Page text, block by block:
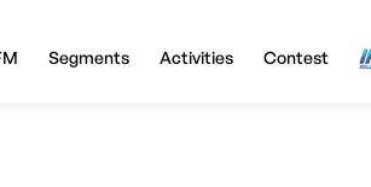
Segments Activities Contest